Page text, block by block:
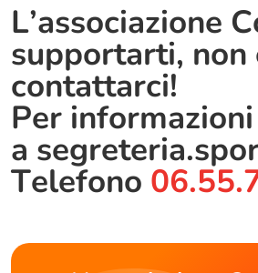
L’associazione
supportarti, non
contattarci!
Per
a
Telefono